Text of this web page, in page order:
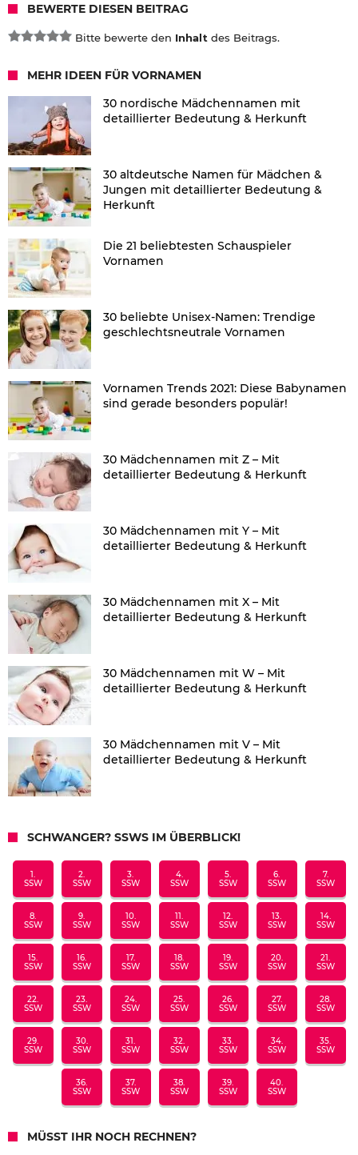
BEWERTE DIESEN BEITRAG
Bitte bewerte den Inhalt des Beitrags.
MEHR IDEEN FÜR VORNAMEN
30 nordische Mädchennamen mit
detaillierter Bedeutung & Herkunft
30 altdeutsche Namen für Mädchen &
Jungen mit detaillierter Bedeutung &
Herkunft
Die 21 beliebtesten Schauspieler
Vornamen
30 beliebte Unisex-Namen: Trendige
geschlechtsneutrale Vornamen
Vornamen Trends 2021: Diese Babynamen
sind gerade besonders populär!
30 Mädchennamen mit Z – Mit
detaillierter Bedeutung & Herkunft
30 Mädchennamen mit Y – Mit
detaillierter Bedeutung & Herkunft
30 Mädchennamen mit X – Mit
detaillierter Bedeutung & Herkunft
30 Mädchennamen mit W – Mit
detaillierter Bedeutung & Herkunft
30 Mädchennamen mit V – Mit
detaillierter Bedeutung & Herkunft
SCHWANGER? SSWS IM ÜBERBLICK!
1.
SSW
2.
SSW
3.
SSW
4.
SSW
5.
SSW
6.
SSW
7.
SSW
8.
SSW
9.
SSW
10.
SSW
11.
SSW
12.
SSW
13.
SSW
14.
SSW
15.
SSW
16.
SSW
17.
SSW
18.
SSW
19.
SSW
20.
SSW
21.
SSW
22.
SSW
23.
SSW
24.
SSW
25.
SSW
26.
SSW
27.
SSW
28.
SSW
29.
SSW
30.
SSW
31.
SSW
32.
SSW
33.
SSW
34.
SSW
35.
SSW
36.
SSW
37.
SSW
38.
SSW
39.
SSW
40.
SSW
MÜSST IHR NOCH RECHNEN?